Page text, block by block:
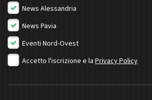
News Alessandria
News Pavia
Eventi Nord-Ovest
Accetto l'iscrizione e la Privacy Policy